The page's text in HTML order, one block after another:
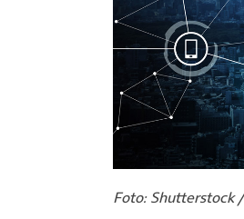
Foto: Shutterstock